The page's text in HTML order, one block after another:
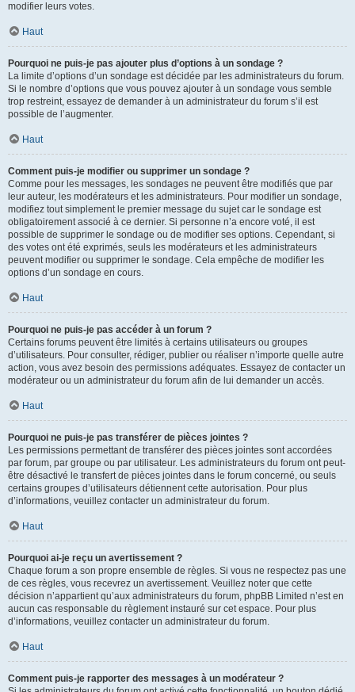
modifier leurs votes.
Haut
Pourquoi ne puis-je pas ajouter plus d’options à un sondage ?
La limite d’options d’un sondage est décidée par les administrateurs du forum.
Si le nombre d’options que vous pouvez ajouter à un sondage vous semble
trop restreint, essayez de demander à un administrateur du forum s’il est
possible de l’augmenter.
Haut
Comment puis-je modifier ou supprimer un sondage ?
Comme pour les messages, les sondages ne peuvent être modifiés que par
leur auteur, les modérateurs et les administrateurs. Pour modifier un sondage,
modifiez tout simplement le premier message du sujet car le sondage est
obligatoirement associé à ce dernier. Si personne n’a encore voté, il est
possible de supprimer le sondage ou de modifier ses options. Cependant, si
des votes ont été exprimés, seuls les modérateurs et les administrateurs
peuvent modifier ou supprimer le sondage. Cela empêche de modifier les
options d’un sondage en cours.
Haut
Pourquoi ne puis-je pas accéder à un forum ?
Certains forums peuvent être limités à certains utilisateurs ou groupes
d’utilisateurs. Pour consulter, rédiger, publier ou réaliser n’importe quelle autre
action, vous avez besoin des permissions adéquates. Essayez de contacter un
modérateur ou un administrateur du forum afin de lui demander un accès.
Haut
Pourquoi ne puis-je pas transférer de pièces jointes ?
Les permissions permettant de transférer des pièces jointes sont accordées
par forum, par groupe ou par utilisateur. Les administrateurs du forum ont peut-
être désactivé le transfert de pièces jointes dans le forum concerné, ou seuls
certains groupes d’utilisateurs détiennent cette autorisation. Pour plus
d’informations, veuillez contacter un administrateur du forum.
Haut
Pourquoi ai-je reçu un avertissement ?
Chaque forum a son propre ensemble de règles. Si vous ne respectez pas une
de ces règles, vous recevrez un avertissement. Veuillez noter que cette
décision n’appartient qu’aux administrateurs du forum, phpBB Limited n’est en
aucun cas responsable du règlement instauré sur cet espace. Pour plus
d’informations, veuillez contacter un administrateur du forum.
Haut
Comment puis-je rapporter des messages à un modérateur ?